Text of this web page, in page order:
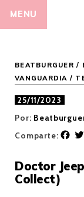
MENU
BEATBURGUER /
VANGUARDIA /
25/11/2023
Por:
Comparte:
F
e
Doctor
Collect)